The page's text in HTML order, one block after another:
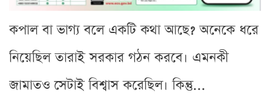
কপাল বা ভাগ্য বলে একটি কথা আছে? অনেকে ধরে
নিয়েছিল তারাই সরকার গঠন করবে। এমনকী
জামাতও সেটাই বিশ্বাস করেছিল। কিন্তু...